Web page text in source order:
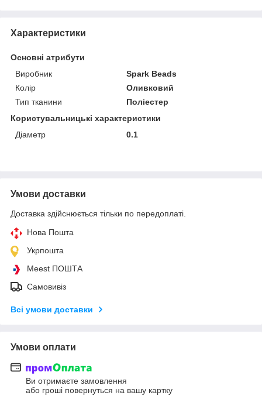
Характеристики
Основні атрибути
Виробник
Spark Beads
Колір
Оливковий
Тип тканини
Поліестер
Користувальницькі характеристики
Діаметр
0.1
Умови доставки
Доставка здійснюється тільки по передоплаті.
Нова Пошта
Укрпошта
Meest ПОШТА
Самовивіз
Всі умови доставки
Умови оплати
Ви отримаєте замовлення
або гроші повернуться на вашу картку